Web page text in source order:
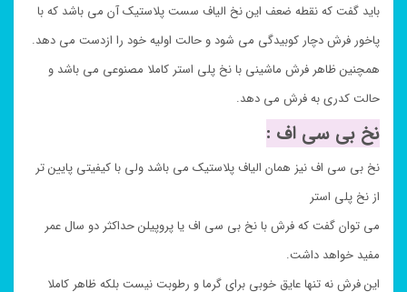
باید گفت که نقطه ضعف این نخ الیاف سست پلاستیک آن می باشد که با
پاخور فرش دچار کوبیدگی می شود و حالت اولیه خود را ازدست می دهد.
همچنین ظاهر فرش ماشینی با نخ پلی استر کاملا مصنوعی می باشد و
حالت کدری به فرش می دهد.
نخ بی سی اف :
نخ بی سی اف نیز همان الیاف پلاستیک می باشد ولی با کیفیتی پایین تر
از نخ پلی استر
می توان گفت که فرش با نخ بی سی اف یا پروپیلن حداکثر دو سال عمر
مفید خواهد داشت.
این فرش نه تنها عایق خوبی برای گرما و رطوبت نیست بلکه ظاهر کاملا